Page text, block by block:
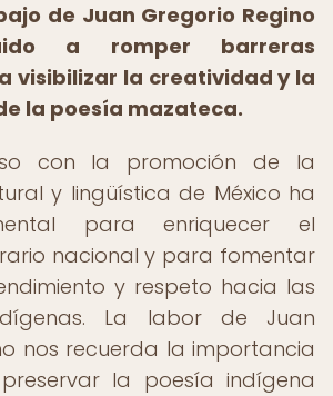
de Juan Gregorio Regino
a romper barreras
visibilizar la creatividad y la
la poesía mazateca.
con la promoción de la
y lingüística de México ha
para enriquecer el
nacional y para fomentar
y respeto hacia las
La labor de Juan
nos recuerda la importancia
la poesía indígena